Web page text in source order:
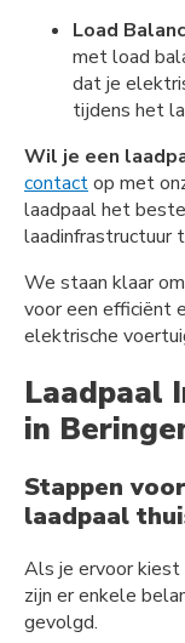
Load
met load
dat je
tijdens het
Wil je een
contactop met
laadpaal het
laadinfrastructuur
We staan klaar
voor een efficiënt
elektrische
Laadpaal
in
Stappen
laadpaal
Als je ervoor
zijn er enkele
gevolgd.